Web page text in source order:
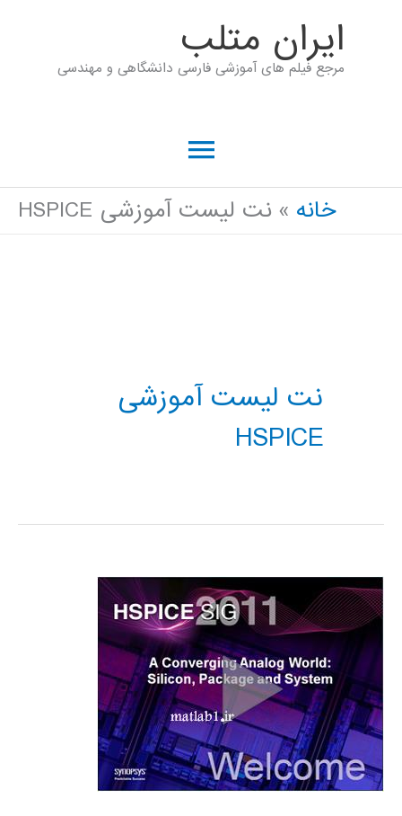
ايران متلب
مرجع فیلم های آموزشی فارسی دانشگاهی و مهندسی
فهرست
اصلی
خانه نت لیست آموزشی HSPICE
نت لیست آموزشی
HSPICE